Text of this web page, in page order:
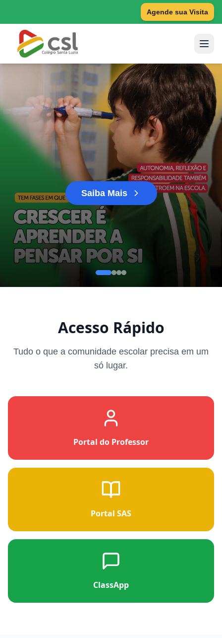
Agende sua Visita
Saiba Mais
Acesso Rápido
Tudo o que a comunidade escolar precisa em um
só lugar.
Portal do Professor
Portal SAS
ClassApp